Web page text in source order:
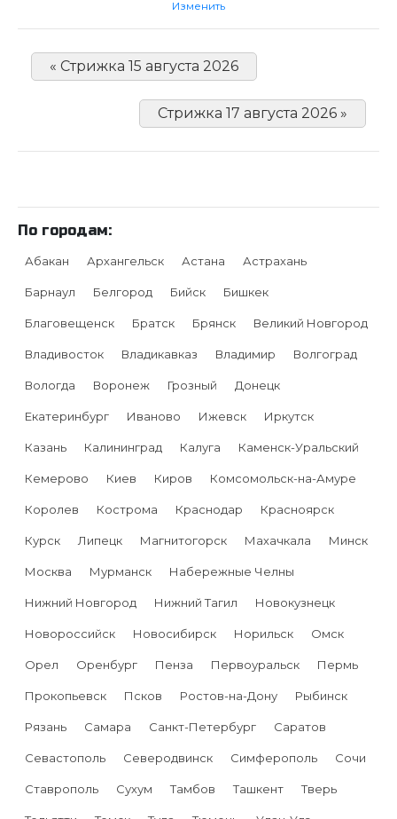
Изменить
« Стрижка 15 августа 2026
Стрижка 17 августа 2026 »
По городам:
Абакан Архангельск Астана Астрахань
Барнаул Белгород Бийск Бишкек
Благовещенск Братск Брянск Великий Новгород
Владивосток Владикавказ Владимир Волгоград
Вологда Воронеж Грозный Донецк
Екатеринбург Иваново Ижевск Иркутск
Казань Калининград Калуга Каменск-Уральский
Кемерово Киев Киров Комсомольск-на-Амуре
Королев Кострома Краснодар Красноярск
Курск Липецк Магнитогорск Махачкала Минск
Москва Мурманск Набережные Челны
Нижний Новгород Нижний Тагил Новокузнецк
Новороссийск Новосибирск Норильск Омск
Орел Оренбург Пенза Первоуральск Пермь
Прокопьевск Псков Ростов-на-Дону Рыбинск
Рязань Самара Санкт-Петербург Саратов
Севастополь Северодвинск Симферополь Сочи
Ставрополь Сухум Тамбов Ташкент Тверь